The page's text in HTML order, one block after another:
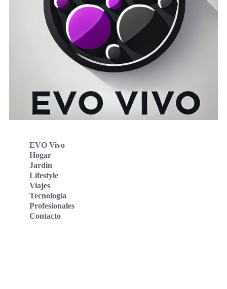
EVO Vivo
Hogar
Jardin
Lifestyle
Viajes
Tecnología
Profesionales
Contacto